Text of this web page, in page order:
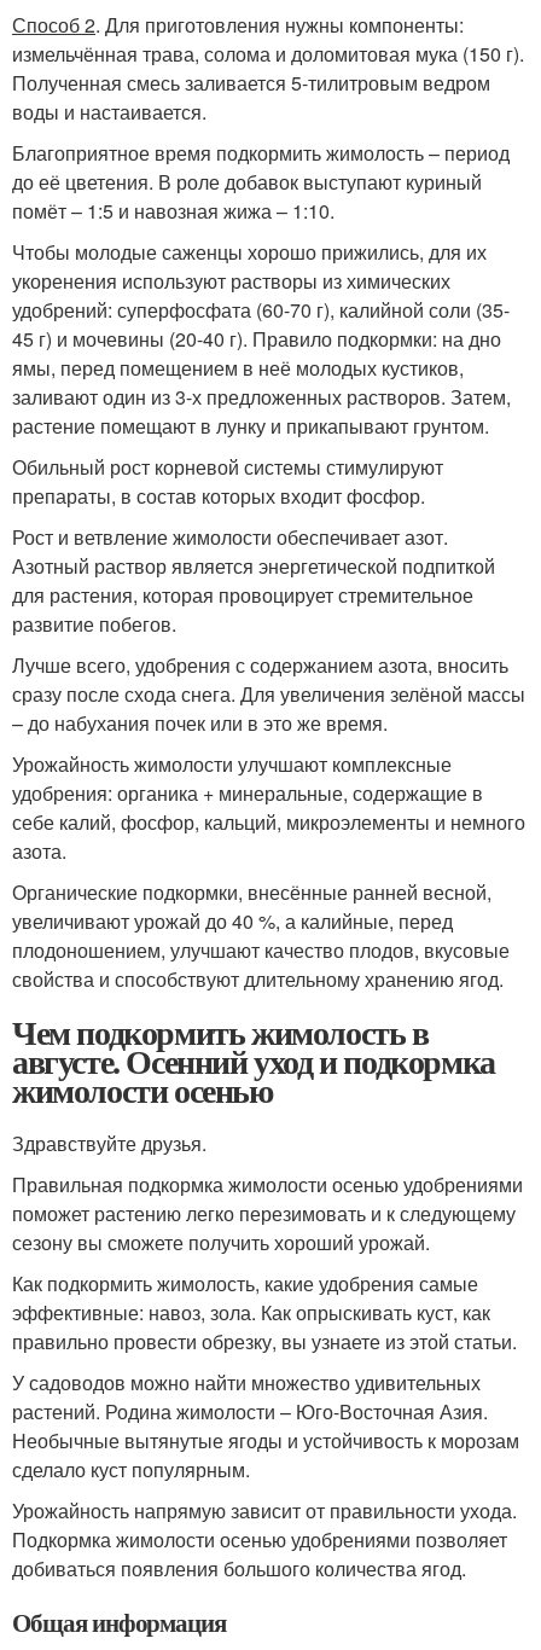
Способ 2. Для приготовления нужны компоненты:
измельчённая трава, солома и доломитовая мука (150 г).
Полученная смесь заливается 5-тилитровым ведром
воды и настаивается.
Благоприятное время подкормить жимолость – период
до её цветения. В роле добавок выступают куриный
помёт – 1:5 и навозная жижа – 1:10.
Чтобы молодые саженцы хорошо прижились, для их
укоренения используют растворы из химических
удобрений: суперфосфата (60-70 г), калийной соли (35-
45 г) и мочевины (20-40 г). Правило подкормки: на дно
ямы, перед помещением в неё молодых кустиков,
заливают один из 3-х предложенных растворов. Затем,
растение помещают в лунку и прикапывают грунтом.
Обильный рост корневой системы стимулируют
препараты, в состав которых входит фосфор.
Рост и ветвление жимолости обеспечивает азот.
Азотный раствор является энергетической подпиткой
для растения, которая провоцирует стремительное
развитие побегов.
Лучше всего, удобрения с содержанием азота, вносить
сразу после схода снега. Для увеличения зелёной массы
– до набухания почек или в это же время.
Урожайность жимолости улучшают комплексные
удобрения: органика + минеральные, содержащие в
себе калий, фосфор, кальций, микроэлементы и немного
азота.
Органические подкормки, внесённые ранней весной,
увеличивают урожай до 40 %, а калийные, перед
плодоношением, улучшают качество плодов, вкусовые
свойства и способствуют длительному хранению ягод.
Чем подкормить жимолость в
августе. Осенний уход и подкормка
жимолости осенью
Здравствуйте друзья.
Правильная подкормка жимолости осенью удобрениями
поможет растению легко перезимовать и к следующему
сезону вы сможете получить хороший урожай.
Как подкормить жимолость, какие удобрения самые
эффективные: навоз, зола. Как опрыскивать куст, как
правильно провести обрезку, вы узнаете из этой статьи.
У садоводов можно найти множество удивительных
растений. Родина жимолости – Юго-Восточная Азия.
Необычные вытянутые ягоды и устойчивость к морозам
сделало куст популярным.
Урожайность напрямую зависит от правильности ухода.
Подкормка жимолости осенью удобрениями позволяет
добиваться появления большого количества ягод.
Общая информация